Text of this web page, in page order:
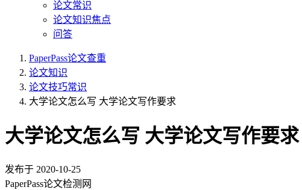
论文常识
论文知识焦点
问答
PaperPass论文查重
论文知识
论文技巧常识
大学论文怎么写 大学论文写作要求
大学论文怎么写 大学论文写作要求
发布于 2020-10-25
PaperPass论文检测网